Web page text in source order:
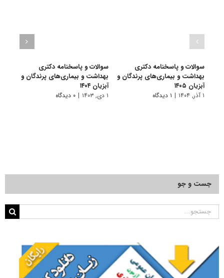
سوالات و پاسخنامه دکتری
بهداشت و بیماری‌های پرندگان و
آبزیان ۱۴۰۵
۱ آذر, ۱۴۰۴ | ۱ دیدگاه
سوالات و پاسخنامه دکتری
بهداشت و بیماری‌های پرندگان و
آبزیان ۱۴۰۴
۱ دی, ۱۴۰۳ | ۰ دیدگاه
جست و جو
جستجو